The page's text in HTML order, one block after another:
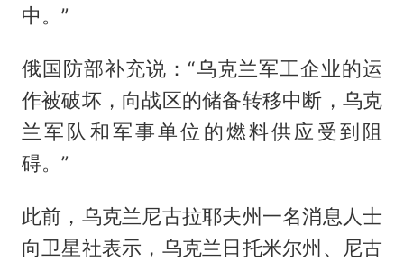
中。”
俄国防部补充说：“乌克兰军工企业的运
作被破坏，向战区的储备转移中断，乌克
兰军队和军事单位的燃料供应受到阻
碍。”
此前，乌克兰尼古拉耶夫州一名消息人士
向卫星社表示，乌克兰日托米尔州、尼古